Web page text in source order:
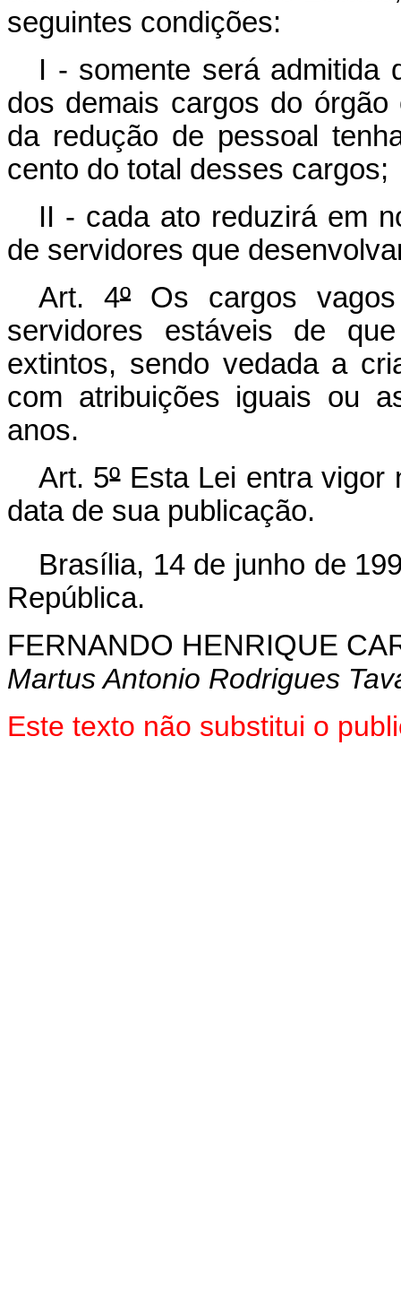
seguintes condições:
I - somente será admitida
dos demais cargos do
da redução de pessoal
cento do total desses cargos;
II - cada ato reduzirá em
de servidores que
Art. 4ºOs cargos vagos
servidores estáveis de
extintos, sendo vedada a
com atribuições iguais ou
anos.
Art. 5ºEsta Lei entra vigor
data de sua publicação.
Brasília, 14 de junho de
República.
FERNANDO HENRIQUE
Martus Antonio Rodrigues
Este texto não substitui o